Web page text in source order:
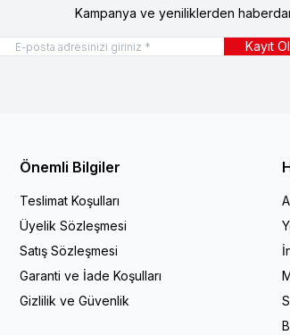
Kampanya ve yeniliklerden
Kayıt Ol
Önemli Bilgiler
Teslimat Koşulları
Üyelik Sözleşmesi
Satış Sözleşmesi
Garanti ve İade Koşulları
Gizlilik ve Güvenlik